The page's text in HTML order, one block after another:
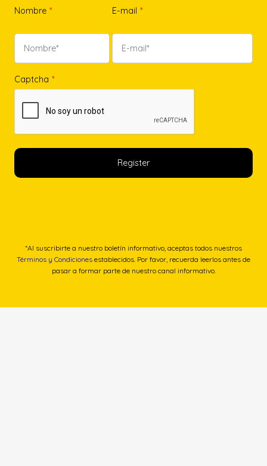
Nombre * E-mail *
Captcha *
*Al suscribirte a nuestro boletín informativo, aceptas todos nuestros
Términos y Condiciones establecidos. Por favor, recuerda leerlos antes de
pasar a formar parte de nuestro canal informativo.